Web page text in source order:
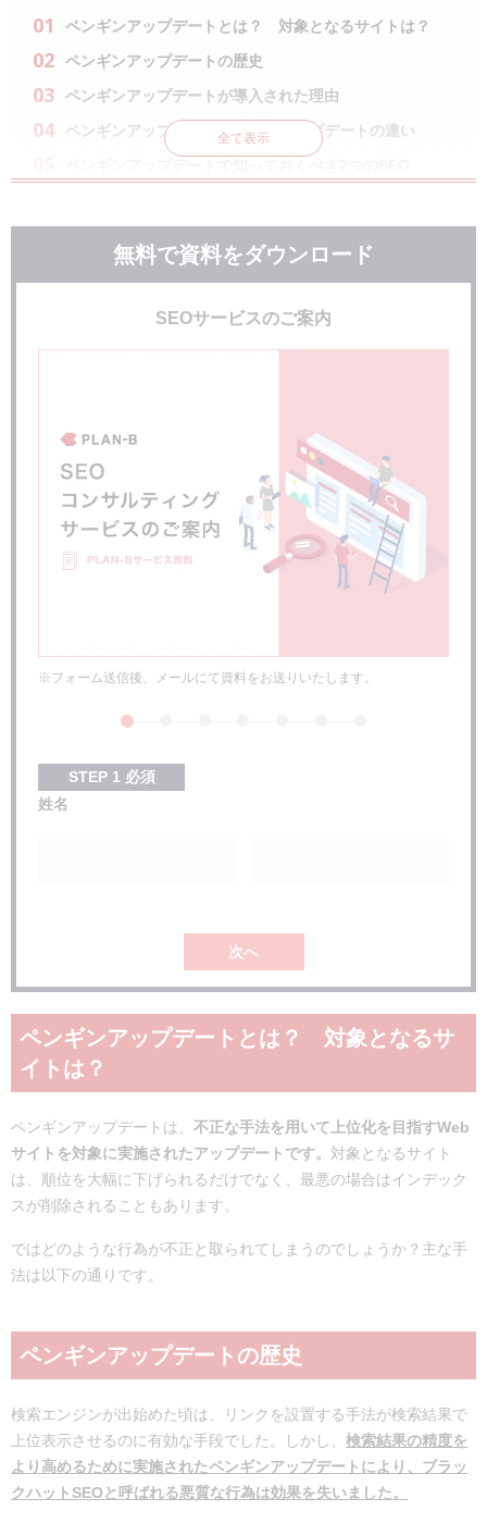
ペンギンアップデートとは？ 対象となるサイトは？
ペンギンアップデートの歴史
ペンギンアップデートが導入された理由
ペンギンアップデートとパンダアップデートの違い
ペンギンアップデートの対象となるサイトの特徴
＜１＞自動生成されたコンテンツがある
＜２＞クローキングしている
＜７＞コンテンツに関係のないキーワードが乱立している
ペンギンアップデートの対象とならないために行うべき
こと
ユーザーファーストなサイトを作る
Googleのガイドラインを読み込む
ペンギンアップデートの対象とならないために覚えてお
る
自然なリンクを獲得するためにできること
まとめ：ペンギンアップデートではなく、ユーザーを意
識すれば自然とリンクは集められる
全て表示
無料で資料をダウンロード
※フォーム送信後、メールにて資料をお送りいたします。
SEOサービスのご案内
STEP 1 必須
姓名
次へ
ペンギンアップデートとは？ 対象となるサ
イトは？
ペンギンアップデートは、 不正な手法を用いて上位化を目指すWeb
サイトを対象に実施されたアップデートです。 対象となるサイト
は、順位を大幅に下げられるだけでなく、最悪の場合はインデック
スが削除されることもあります。
ではどのような行為が不正と取られてしまうのでしょうか？主な手
法は以下の通りです。
ペンギンアップデートの歴史
検索エンジンが出始めた頃は、リンクを設置する手法が検索結果で
上位表示させるのに有効な手段でした。しかし、 検索結果の精度を
より高めるために実施されたペンギンアップデートにより、ブラッ
クハットSEOと呼ばれる悪質な行為は効果を失いました。